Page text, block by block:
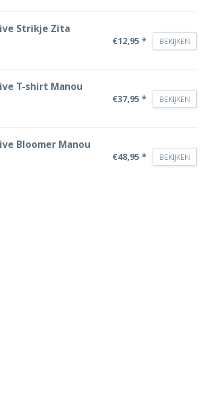
Strikje Zita
€12,95 * BEKIJKEN
T-shirt Manou
€37,95 * BEKIJKEN
Bloomer Manou
€48,95 * BEKIJKEN